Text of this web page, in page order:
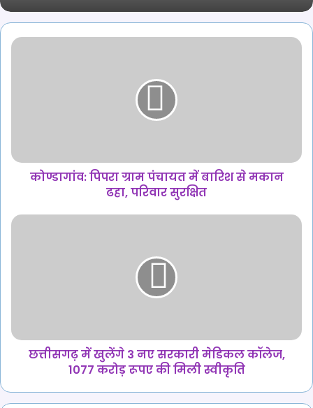
कोण्डागांव:
ढहा,
परिवारकोण्डागांव: पिपरा ग्राम पंचायत में बारिश से मकान
ढहा, परिवार सुरक्षित
छत्तीसगढ़
1077
मिली
छत्तीसगढ़ में खुलेंगे 3 नए सरकारी मेडिकल कॉलेज,
1077 करोड़ रूपए की मिली स्वीकृति